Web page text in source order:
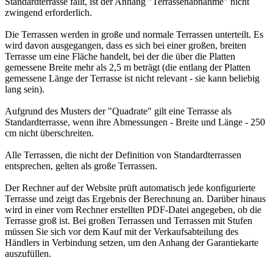
zwingend erforderlich.
Die Terrassen werden in große und normale Terrassen unterteilt. Es
wird davon ausgegangen, dass es sich bei einer großen, breiten
Terrasse um eine Fläche handelt, bei der die über die Platten
gemessene Breite mehr als 2,5 m beträgt (die entlang der Platten
gemessene Länge der Terrasse ist nicht relevant - sie kann beliebig
lang sein).
Aufgrund des Musters der "Quadrate" gilt eine Terrasse als
Standardterrasse, wenn ihre Abmessungen - Breite und Länge - 250
cm nicht überschreiten.
Alle Terrassen, die nicht der Definition von Standardterrassen
entsprechen, gelten als große Terrassen.
Der Rechner auf der Website prüft automatisch jede konfigurierte
Terrasse und zeigt das Ergebnis der Berechnung an. Darüber hinaus
wird in einer vom Rechner erstellten PDF-Datei angegeben, ob die
Terrasse groß ist. Bei großen Terrassen und Terrassen mit Stufen
müssen Sie sich vor dem Kauf mit der Verkaufsabteilung des
Händlers in Verbindung setzen, um den Anhang der Garantiekarte
auszufüllen.